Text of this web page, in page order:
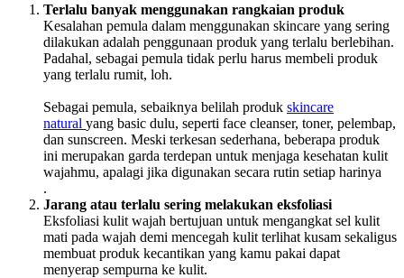
Terlalu banyak menggunakan rangkaian produk
Kesalahan pemula dalam menggunakan skincare yang sering
dilakukan adalah penggunaan produk yang terlalu berlebihan.
Padahal, sebagai pemula tidak perlu harus membeli produk
yang terlalu rumit, loh.
Sebagai pemula, sebaiknya belilah produk skincare
natural yang basic dulu, seperti face cleanser, toner, pelembap,
dan sunscreen. Meski terkesan sederhana, beberapa produk
ini merupakan garda terdepan untuk menjaga kesehatan kulit
wajahmu, apalagi jika digunakan secara rutin setiap harinya
.
Jarang atau terlalu sering melakukan eksfoliasi
Eksfoliasi kulit wajah bertujuan untuk mengangkat sel kulit
mati pada wajah demi mencegah kulit terlihat kusam sekaligus
membuat produk kecantikan yang kamu pakai dapat
menyerap sempurna ke kulit.